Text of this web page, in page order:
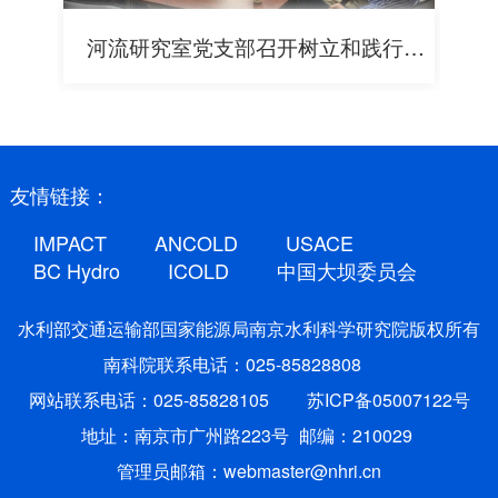
河流研究室党支部召开树立和践行正确政绩观学习教育专题学习会
友情链接：
IMPACT
ANCOLD
USACE
BC Hydro
ICOLD 中国大坝委员会
水利部交通运输部国家能源局南京水利科学研究院版权所有
南科院联系电话：025-85828808
网站联系电话：025-85828105
苏ICP备05007122号
地址：南京市广州路223号 邮编：210029
管理员邮箱：webmaster@nhri.cn